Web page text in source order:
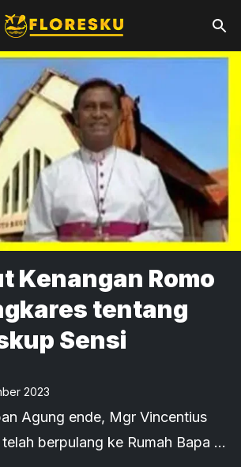
Kenangan Romo
tentang
Sensi
2023
Agung ende, Mgr Vincentius
berpulang ke Rumah Bapa di